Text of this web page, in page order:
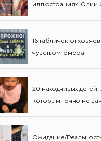
иллюстрациях Юлии
16 табличек от
чувством юмора
20 находчивых детей,
которым точно не
Ожидание/